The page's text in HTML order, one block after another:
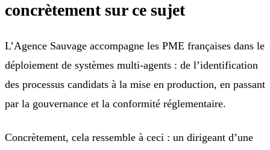
concrètement sur ce sujet
L’Agence Sauvage accompagne les PME françaises dans le
déploiement de systèmes multi-agents : de l’identification
des processus candidats à la mise en production, en passant
par la gouvernance et la conformité réglementaire.
Concrètement, cela ressemble à ceci : un dirigeant d’une